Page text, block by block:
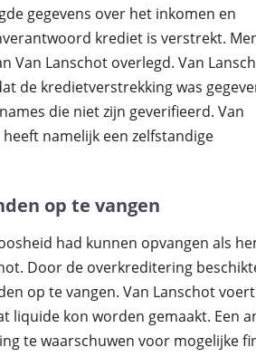
gegevens over het inkomen en
krediet is verstrekt.
Van Lanschot overlegd. Van
de kredietverstrekking was
die niet zijn geverifieerd. Van
namelijk een zelfstandige
op te vangen
had kunnen opvangen als
Door de overkreditering
op te vangen. Van Lanschot
liquide kon worden gemaakt. Een
te waarschuwen voor mogelijke